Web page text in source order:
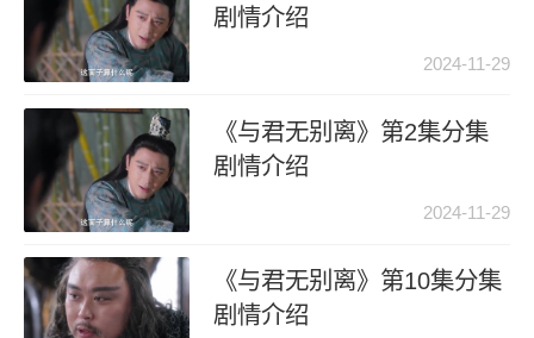
剧情介绍
2024-11-29
《与君无别离》第2集分集
剧情介绍
2024-11-29
《与君无别离》第10集分集
剧情介绍